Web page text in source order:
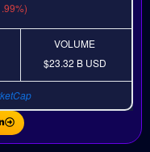
VOLUME
$23.32 B USD